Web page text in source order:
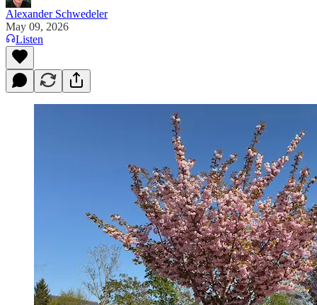
Alexander Schwedeler
May 09, 2026
Listen